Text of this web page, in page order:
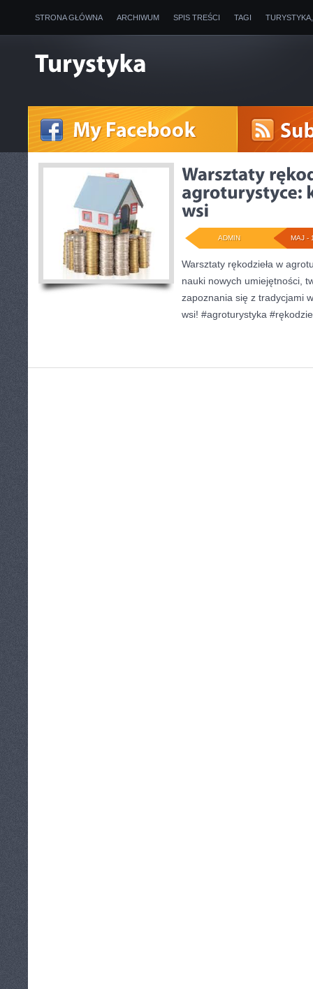
STRONA GŁÓWNA ARCHIWUM SPIS TREŚCI TAGI
MAJ -
ADMIN
Warsztaty rękodzieła w
nauki nowych umiejętności,
zapoznania się z tradycjami
wsi! #agroturystyka